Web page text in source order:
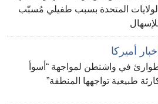
الولايات المتحدة بسبب طفيلي مُسبّب
أخبار أميركا
في واشنطن لمواجهة “أسوأ
طبيعية تواجهها المنطقة”